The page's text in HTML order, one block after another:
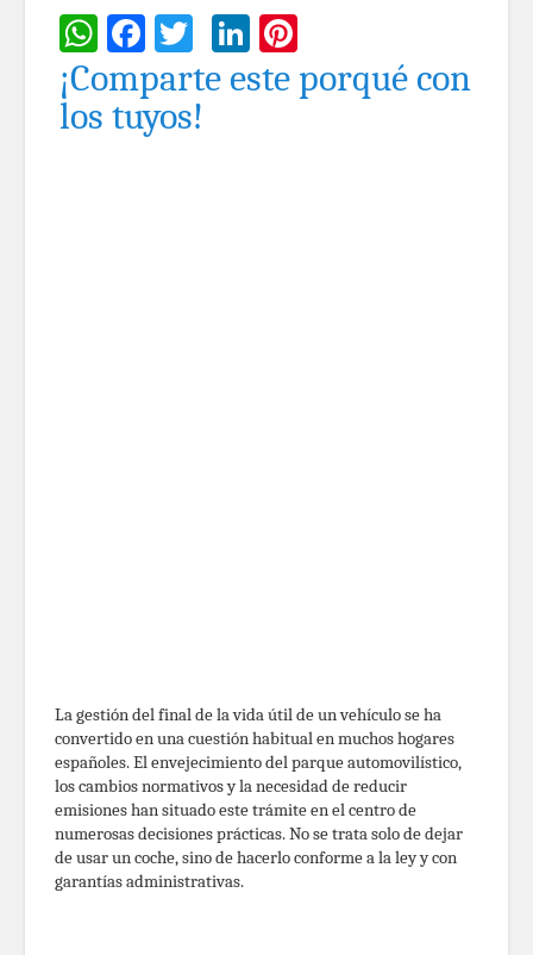
WhatsApp
Facebook
TwitterLinkedIn
¡Comparte este porqué con
los tuyos!
La gestión del final de la vida útil de un vehículo se ha
convertido en una cuestión habitual en muchos hogares
españoles. El envejecimiento del parque automovilístico,
los cambios normativos y la necesidad de reducir
emisiones han situado este trámite en el centro de
numerosas decisiones prácticas. No se trata solo de dejar
de usar un coche, sino de hacerlo conforme a la ley y con
garantías administrativas.